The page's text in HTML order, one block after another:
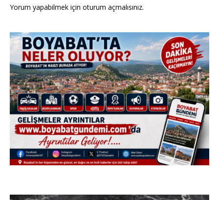
Yorum yapabilmek için oturum açmalısınız.